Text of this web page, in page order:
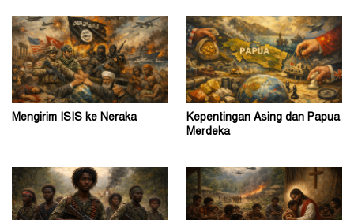
Mengirim ISIS ke Neraka
Kepentingan Asing dan Papua
Merdeka